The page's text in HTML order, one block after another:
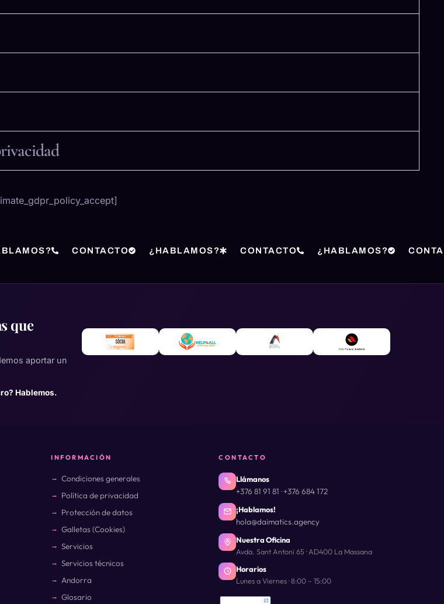
CONTACTO ¿HABLAMOS? CONTACTO ¿HABLAMOS?
que
aportar un
Hablemos.
INFORMACIÓN
Condiciones generales
Política de privacidad
Protección de datos
Galletas (Cookies)
Servicios
Servicios técnicos
Andorra
Glosario
CONTACTO
Llámanos
+376 81 91 81 ·+376 684 172
¡Hablamos!
hola@daimatics.agency
Nuestra Oficina
Avda. Sant Antoni 65 · AD400 La Massana
Horarios
Lunes a Viernes · 8:00 – 15:00